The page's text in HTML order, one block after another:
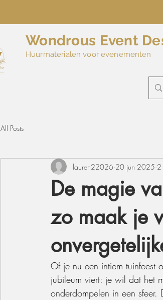
Wondrous Event
Huurmaterialen voor evenementen
All Posts
De magie
zo maak je
lauren22026 20 jun 2025 2
Of je nu een intiem tuinfeest
jubileum viert: je wil dat het
onderdompelen in een